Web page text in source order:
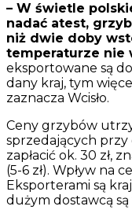
– W świetle
nadać atest,
niż dwie doby
temperaturze nie
eksportowane są
dany kraj, tym
zaznacza Wcisło.
Ceny grzybów
sprzedających
zapłacić ok. 30 zł,
(5-6 zł). Wpływ na
Eksporterami są
dużym dostawcą są